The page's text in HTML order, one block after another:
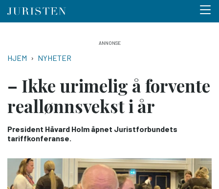
hovedinnhold
Menu
NAVIGASJONSSTI
HJEM NYHETER
– Ikke urimelig å forvente
real­lønns­vekst i år
President Håvard Holm åpnet Juristforbundets
tariffkonferanse.